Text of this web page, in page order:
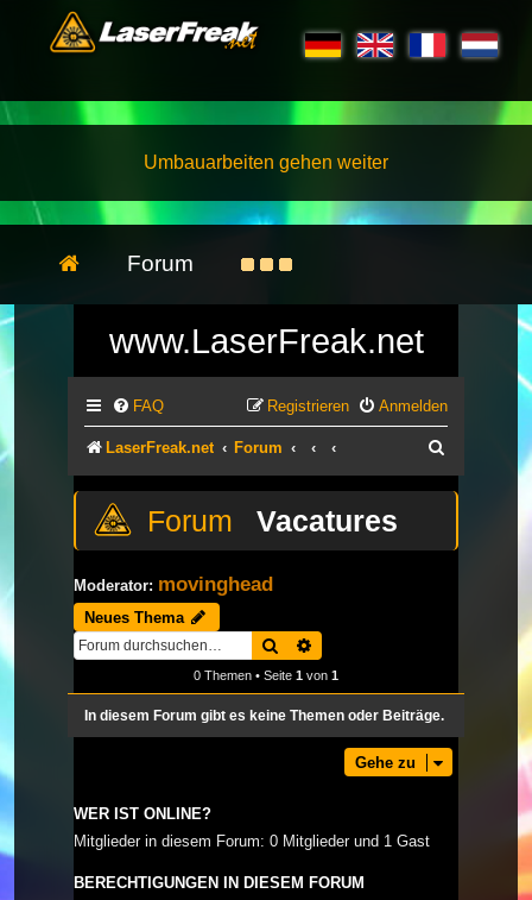
Umbauarbeiten gehen weiter
Forum
www.LaserFreak.net
FAQ Anmelden
Registrieren
LaserFreak.net Forum
Vacatures
Moderator: movinghead
Neues Thema
Suche
0 Themen • Seite 1 von 1
In diesem Forum gibt es keine Themen oder Beiträge.
Gehe zu
WER IST ONLINE?
Mitglieder in diesem Forum: 0 Mitglieder und 1 Gast
BERECHTIGUNGEN IN DIESEM FORUM